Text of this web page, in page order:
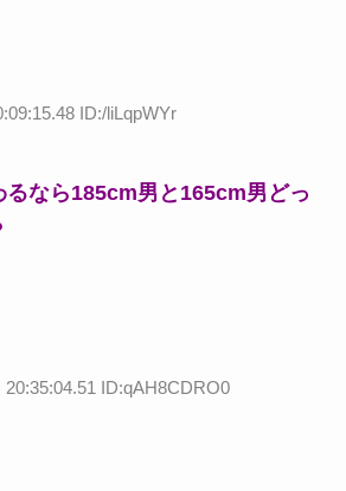
ID:/liLqpWYr
るなら185cm男と165cm男どっ
20:35:04.51 ID:qAH8CDRO0